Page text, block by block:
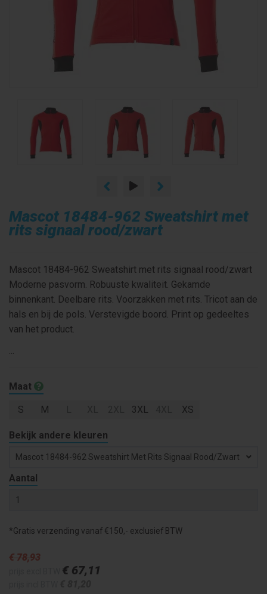
Mascot 18484-962 Sweatshirt met
rits signaal rood/zwart
Mascot 18484-962 Sweatshirt met rits signaal rood/zwart
Moderne pasvorm. Robuuste kwaliteit. Gekamde
binnenkant. Deelbare rits. Voorzakken met rits. Tricot aan de
hals en bij de pols. Verstevigde boord. Print op gedeeltes
van het product.
Maat
S M 3XL XS
Bekijk andere kleuren
Mascot 18484-962 Sweatshirt Met Rits Signaal Rood/zwart
Aantal
*Gratis verzending vanaf €150,- exclusief BTW
€ 78,93
€ 67,11